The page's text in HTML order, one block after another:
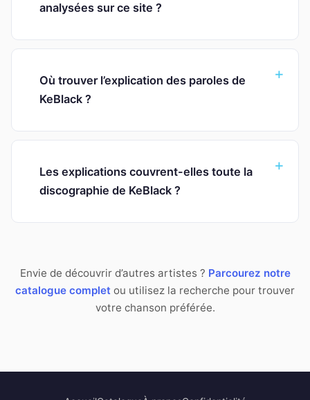
analysées sur ce site ?
Où trouver l’explication des paroles de
KeBlack ?
Les explications couvrent-elles toute la
discographie de KeBlack ?
Envie de découvrir d’autres artistes ? Parcourez notre
catalogue complet ou utilisez la recherche pour trouver
votre chanson préférée.